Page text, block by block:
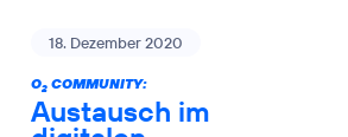
18. Dezember 2020
O2COMMUNITY:
Austausch im